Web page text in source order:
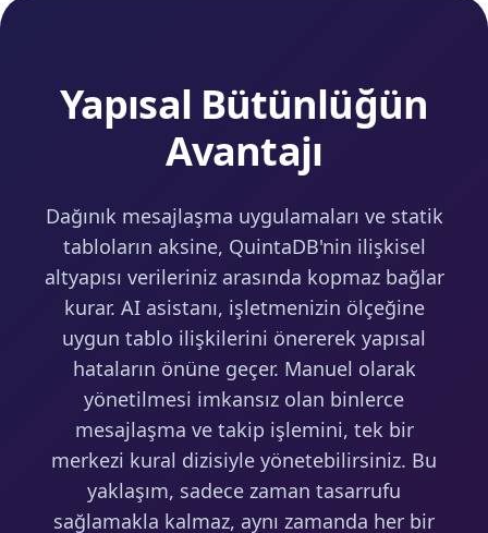
Yapısal Bütünlüğün
Avantajı
Dağınık mesajlaşma uygulamaları ve statik
tabloların aksine, QuintaDB'nin ilişkisel
altyapısı verileriniz arasında kopmaz bağlar
kurar. AI asistanı, işletmenizin ölçeğine
uygun tablo ilişkilerini önererek yapısal
hataların önüne geçer. Manuel olarak
yönetilmesi imkansız olan binlerce
mesajlaşma ve takip işlemini, tek bir
merkezi kural dizisiyle yönetebilirsiniz. Bu
yaklaşım, sadece zaman tasarrufu
sağlamakla kalmaz, aynı zamanda her bir